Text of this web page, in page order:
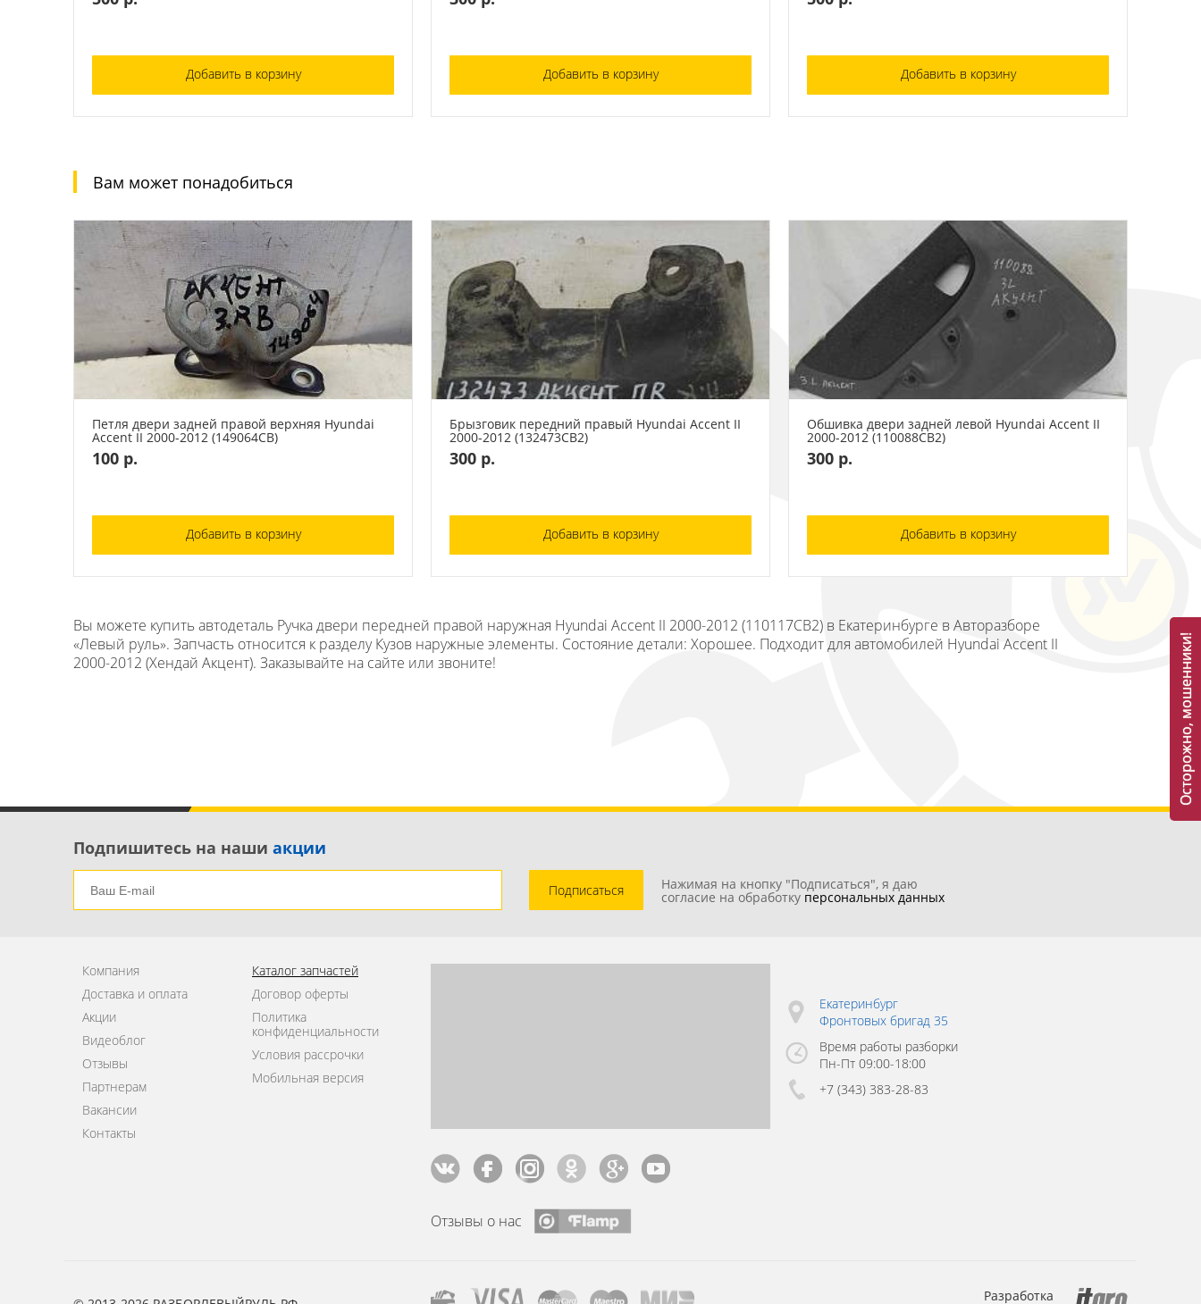
Добавить в корзину Добавить в корзину Добавить в корзину
Вам может понадобиться
Петля двери задней правой верхняя Hyundai
Accent II 2000-2012 (149064СВ)
100 р.
Добавить в корзину
Брызговик передний правый Hyundai Accent II
2000-2012 (132473СВ2)
300 р.
Добавить в корзину
Обшивка двери задней левой Hyundai Accent II
2000-2012 (110088СВ2)
300 р.
Добавить в корзину
Вы можете купить автодеталь Ручка двери передней правой наружная Hyundai Accent II 2000-2012 (110117СВ2) в Екатеринбурге в Авторазборе
«Левый руль». Запчасть относится к разделу Кузов наружные элементы. Состояние детали: Хорошее. Подходит для автомобилей Hyundai Accent II
2000-2012 (Хендай Акцент). Заказывайте на сайте или звоните!
Подпишитесь на наши акции
Подписаться Нажимая на кнопку "Подписаться", я даю
согласие на обработку персональных данных
Компания
Доставка и оплата
Акции
Видеоблог
Отзывы
Партнерам
Вакансии
Контакты
Каталог запчастей
Договор оферты
Политика
конфиденциальности
Условия рассрочки
Мобильная версия
Отзывы о нас
Екатеринбург
Фронтовых бригад 35
Время работы разборки
Пн-Пт 09:00-18:00
+7 (343) 383-28-83
Разработка
Осторожно, мошенники!